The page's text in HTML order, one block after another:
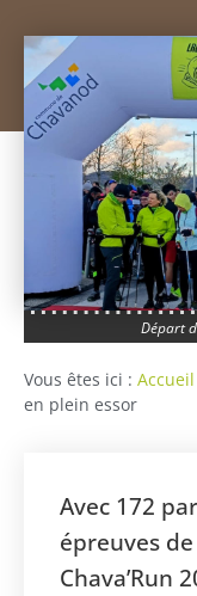
Départ
Vous êtes ici : Accueil
en plein essor
Avec 172
épreuves
Chava’Run